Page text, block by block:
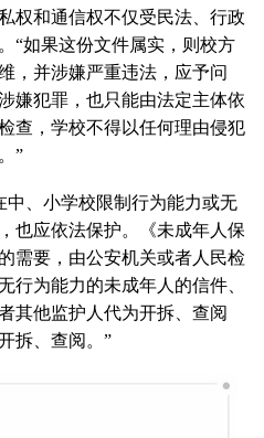
权和通信权不仅受民法、行政
“如果这份文件属实，则校方
，并涉嫌严重违法，应予问
嫌犯罪，也只能由法定主体依
查，学校不得以任何理由侵犯
”
中、小学校限制行为能力或无
也应依法保护。《未成年人保
需要，由公安机关或者人民检
行为能力的未成年人的信件、
其他监护人代为开拆、查阅
拆、查阅。”